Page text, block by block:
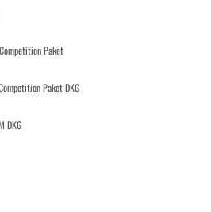
Paket
Paket DKG
DKG